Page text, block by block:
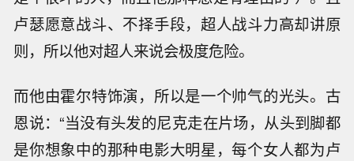
卢瑟愿意战斗、不择手段，超人战斗力高却讲原
则，所以他对超人来说会极度危险。
而他由霍尔特饰演，所以是一个帅气的光头。古
恩说：“当没有头发的尼克走在片场，从头到脚都
是你想象中的那种电影大明星，每个女人都为卢